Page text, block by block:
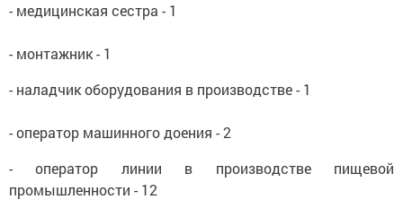
- медицинская сестра - 1
- монтажник - 1
- наладчик оборудования в производстве - 1
- оператор машинного доения - 2
- оператор линии в производстве пищевой
промышленности - 12